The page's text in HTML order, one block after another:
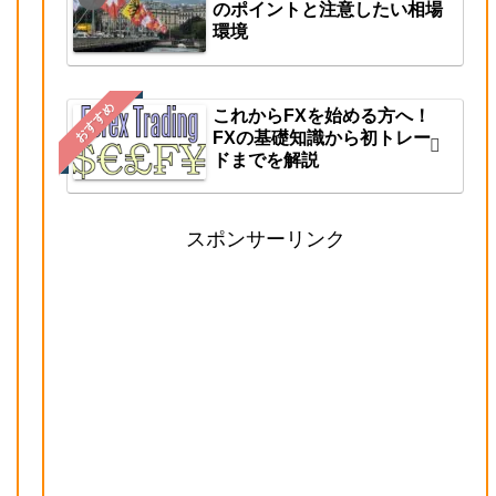
のポイントと注意したい相場
環境
おすすめ
これからFXを始める方へ！
FXの基礎知識から初トレー
ドまでを解説
スポンサーリンク